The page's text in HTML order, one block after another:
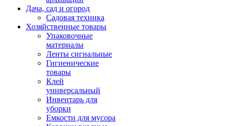
Дача, сад и огород
Садовая техника
Хозяйственные товары
Упаковочные
материалы
Ленты сигнальные
Гигиенические
товары
Клей
универсальный
Инвентарь для
уборки
Емкости для мусора